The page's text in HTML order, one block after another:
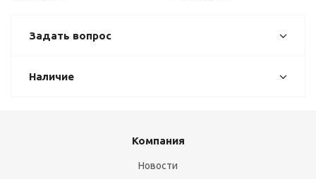
Задать вопрос
Наличие
Компания
Новости